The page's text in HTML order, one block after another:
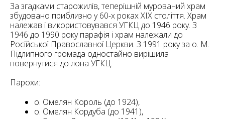
За згадками старожилів, теперішній мурований храм
збудовано приблизно у 60-х роках XIX століття. Храм
належав і використовувався УГКЦ до 1946 року. З
1946 до 1990 року парафія і храм належали до
Російської Православної Церкви. З 1991 року за o. М.
Підлипного громада одностайно вирішила
повернутися до лона УГКЦ.
Парохи:
о. Омелян Король (до 1924),
о. Омелян Кордуба (до 1941),
16
15
2
2